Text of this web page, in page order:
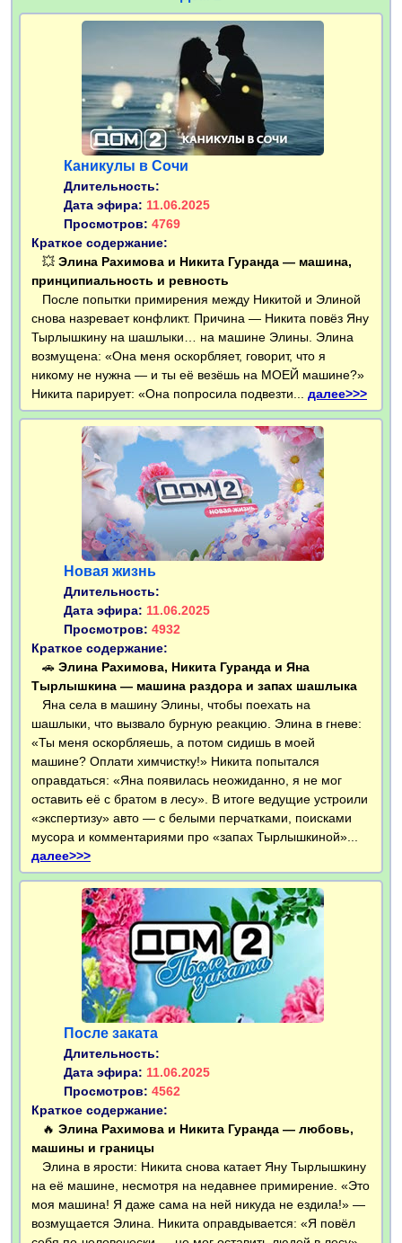
Каникулы в Сочи
Длительность:
Дата эфира: 11.06.2025
Просмотров: 4769
Краткое содержание:
💥 Элина Рахимова и Никита Гуранда — машина,
принципиальность и ревность
После попытки примирения между Никитой и Элиной
снова назревает конфликт. Причина — Никита повёз Яну
Тырлышкину на шашлыки… на машине Элины. Элина
возмущена: «Она меня оскорбляет, говорит, что я
никому не нужна — и ты её везёшь на МОЕЙ машине?»
Никита парирует: «Она попросила подвезти... далее>>>
Новая жизнь
Длительность:
Дата эфира: 11.06.2025
Просмотров: 4932
Краткое содержание:
🚗 Элина Рахимова, Никита Гуранда и Яна
Тырлышкина — машина раздора и запах шашлыка
Яна села в машину Элины, чтобы поехать на
шашлыки, что вызвало бурную реакцию. Элина в гневе:
«Ты меня оскорбляешь, а потом сидишь в моей
машине? Оплати химчистку!» Никита попытался
оправдаться: «Яна появилась неожиданно, я не мог
оставить её с братом в лесу». В итоге ведущие устроили
«экспертизу» авто — с белыми перчатками, поисками
мусора и комментариями про «запах Тырлышкиной»...
далее>>>
После заката
Длительность:
Дата эфира: 11.06.2025
Просмотров: 4562
Краткое содержание:
🔥 Элина Рахимова и Никита Гуранда — любовь,
машины и границы
Элина в ярости: Никита снова катает Яну Тырлышкину
на её машине, несмотря на недавнее примирение. «Это
моя машина! Я даже сама на ней никуда не ездила!» —
возмущается Элина. Никита оправдывается: «Я повёл